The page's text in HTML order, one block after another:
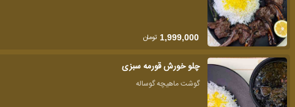
1,999,000 تومان
چلو خورش قورمه سبزی
گوشت ماهیچه گوساله